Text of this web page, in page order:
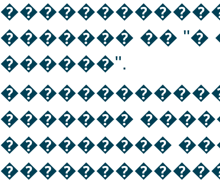
������� ��
������".
�������������
�������
���������